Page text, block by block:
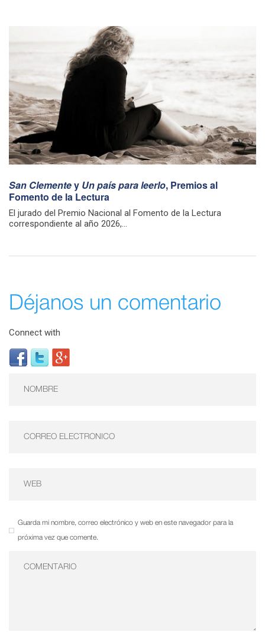
San Clementey Un país para leerlo, Premios al
Fomento de la Lectura
El jurado del Premio Nacional al Fomento de la Lectura
correspondiente al año 2026,...
Déjanos un comentario
Connect with
Guarda mi nombre, correo electrónico y web en este navegador para la
próxima vez que comente.